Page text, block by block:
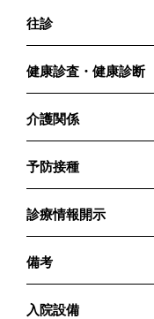
往診
健康診査・健康診断
介護関係
予防接種
診療情報開示
備考
入院設備